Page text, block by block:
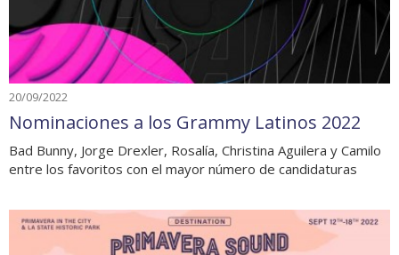
20/09/2022
Nominaciones a los Grammy Latinos 2022
Bad Bunny, Jorge Drexler, Rosalía, Christina Aguilera y Camilo
entre los favoritos con el mayor número de candidaturas